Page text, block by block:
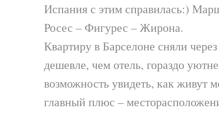
Испания с этим справилась:)
Росес – Фигурес – Жирона.
Квартиру в Барселоне сняли
дешевле, чем отель, гораздо
возможность увидеть, как живут
главный плюс –